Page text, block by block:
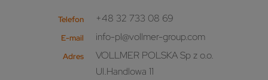
Telefon +48 32 733 08 69
E-mail info-pl@vollmer-group.com
Adres
VOLLMER POLSKA Sp z o.o.
Ul.Handlowa 11